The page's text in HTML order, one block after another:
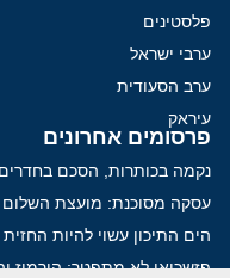
פלסטינים
ערבי ישראל
ערב הסעודית
עיראק
פרסומים אחרונים
נקמה בכותרות, הסכם
עסקה מסוכנת: מועצת
הים התיכון עשוי להיות
פזשכיאן לא מתפטר: הורמוז